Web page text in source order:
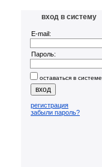
вход в систему
E-mail:
Пароль:
оставаться в системе
регистрация
забыли пароль?